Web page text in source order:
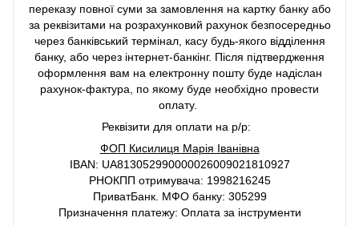
переказу повної суми за замовлення на картку банку або
за реквізитами на розрахунковий рахунок безпосередньо
через банківський термінал, касу будь-якого відділення
банку, або через інтернет-банкінг. Після підтвердження
оформлення вам на електронну пошту буде надіслан
рахунок-фактура, по якому буде необхідно провести
оплату.
Реквізити для оплати на р/р:
ФОП Кисилиця Марія Іванівна
IBAN: UA813052990000026009021810927
РНОКПП отримувача: 1998216245
ПриватБанк. МФО банку: 305299
Призначення платежу: Оплата за інструменти